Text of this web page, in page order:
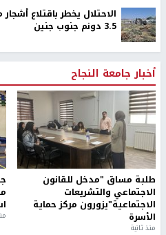
3.5 دونم جنوب جنين
أخبار جامعة النجاح
طلبة مساق "مدخل للقانون
الاجتماعي والتشريعات
الاجتماعية"يزورون مركز حماية
الأسرة
منذ ثانية
منذ